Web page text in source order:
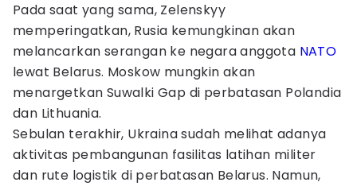
Pada saat yang sama, Zelenskyy
memperingatkan, Rusia kemungkinan akan
melancarkan serangan ke negara anggota NATO
lewat Belarus. Moskow mungkin akan
menargetkan Suwalki Gap di perbatasan Polandia
dan Lithuania.
Sebulan terakhir, Ukraina sudah melihat adanya
aktivitas pembangunan fasilitas latihan militer
dan rute logistik di perbatasan Belarus. Namun,